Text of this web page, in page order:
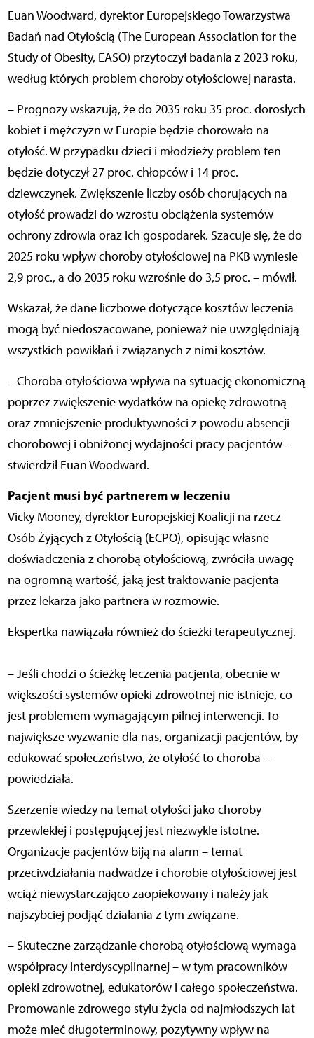
Euan Woodward, dyrektor Europejskiego Towarzystwa
Badań nad Otyłością (The European Association for the
Study of Obesity, EASO) przytoczył badania z 2023 roku,
według których problem choroby otyłościowej narasta.
– Prognozy wskazują, że do 2035 roku 35 proc. dorosłych
kobiet i mężczyzn w Europie będzie chorowało na
otyłość. W przypadku dzieci i młodzieży problem ten
będzie dotyczył 27 proc. chłopców i 14 proc.
dziewczynek. Zwiększenie liczby osób chorujących na
otyłość prowadzi do wzrostu obciążenia systemów
ochrony zdrowia oraz ich gospodarek. Szacuje się, że do
2025 roku wpływ choroby otyłościowej na PKB wyniesie
2,9 proc., a do 2035 roku wzrośnie do 3,5 proc. – mówił.
Wskazał, że dane liczbowe dotyczące kosztów leczenia
mogą być niedoszacowane, ponieważ nie uwzględniają
wszystkich powikłań i związanych z nimi kosztów.
– Choroba otyłościowa wpływa na sytuację ekonomiczną
poprzez zwiększenie wydatków na opiekę zdrowotną
oraz zmniejszenie produktywności z powodu absencji
chorobowej i obniżonej wydajności pracy pacjentów –
stwierdził Euan Woodward.
Pacjent musi być partnerem w leczeniu
Vicky Mooney, dyrektor Europejskiej Koalicji na rzecz
Osób Żyjących z Otyłością (ECPO), opisując własne
doświadczenia z chorobą otyłościową, zwróciła uwagę
na ogromną wartość, jaką jest traktowanie pacjenta
przez lekarza jako partnera w rozmowie.
Ekspertka nawiązała również do ścieżki terapeutycznej.
– Jeśli chodzi o ścieżkę leczenia pacjenta, obecnie w
większości systemów opieki zdrowotnej nie istnieje, co
jest problemem wymagającym pilnej interwencji. To
największe wyzwanie dla nas, organizacji pacjentów, by
edukować społeczeństwo, że otyłość to choroba –
powiedziała.
Szerzenie wiedzy na temat otyłości jako choroby
przewlekłej i postępującej jest niezwykle istotne.
Organizacje pacjentów biją na alarm – temat
przeciwdziałania nadwadze i chorobie otyłościowej jest
wciąż niewystarczająco zaopiekowany i należy jak
najszybciej podjąć działania z tym związane.
– Skuteczne zarządzanie chorobą otyłościową wymaga
współpracy interdyscyplinarnej – w tym pracowników
opieki zdrowotnej, edukatorów i całego społeczeństwa.
Promowanie zdrowego stylu życia od najmłodszych lat
może mieć długoterminowy, pozytywny wpływ na